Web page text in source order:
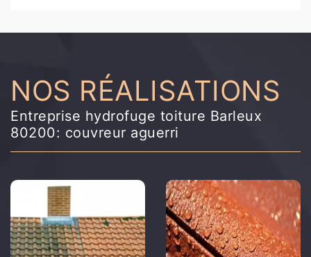
NOS RÉALISATIONS
Entreprise hydrofuge toiture Barleux
80200: couvreur aguerri